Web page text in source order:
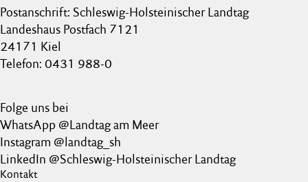
Postanschrift: Schleswig-Holsteinischer Landtag
Landeshaus Postfach 7121
24171 Kiel
Telefon: 0431 988-0
Folge uns bei
WhatsApp @Landtag am Meer
Instagram @landtag_sh
LinkedIn @Schleswig-Holsteinischer Landtag
Kontakt